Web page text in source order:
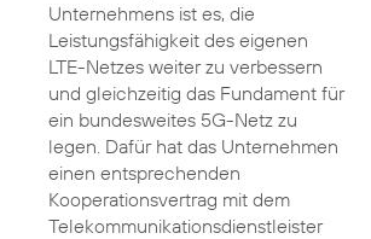
Unternehmens ist es, die
Leistungsfähigkeit des eigenen
LTE-Netzes weiter zu verbessern
und gleichzeitig das Fundament für
ein bundesweites 5G-Netz zu
legen. Dafür hat das Unternehmen
einen entsprechenden
Kooperationsvertrag mit dem
Telekommunikationsdienstleister